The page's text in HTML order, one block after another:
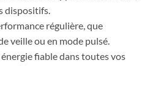
dispositifs.
régulière, que
veille ou en mode pulsé.
fiable dans toutes vos